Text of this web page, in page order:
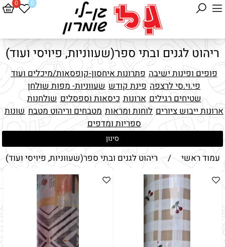
0 0
ריהוט לגנים ובתי ספר(שעווניות, פיויסי ועוד)
פופים ופינות ישיבה פתרונות איחסון-קופסאות/מיכלים ועוד
פי.וי.סי לרצפה פינת קודש שעווניות- מפות שולחן
שטיחים רגילים ארונות כיסאות וספסלים שולחנות
ארונות ייבוש ציורים לוחות ומראות מטבחים וריהוט מטבח שונות
ספריות ומדפים
סינון
עמוד ראשי / ריהוט לגנים ובתי ספר(שעווניות, פיויסי ועוד)